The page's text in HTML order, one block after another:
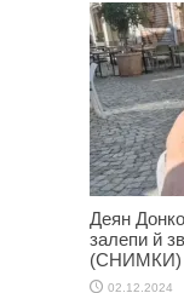
Деян
залепи й
(СНИМКИ)
02.12.2024